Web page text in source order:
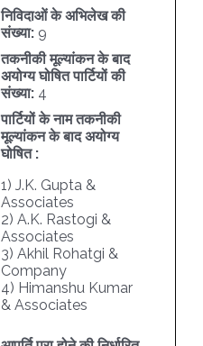
निविदाओं के अभिलेख की
संख्या: 9
तकनीकी मूल्यांकन के बाद
अयोग्य घोषित पार्टियों की
संख्या: 4
पार्टियों के नाम तकनीकी
मूल्यांकन के बाद अयोग्य
घोषित :
1) J.K. Gupta &
Associates
2) A.K. Rastogi &
Associates
3) Akhil Rohatgi &
Company
4) Himanshu Kumar
& Associates